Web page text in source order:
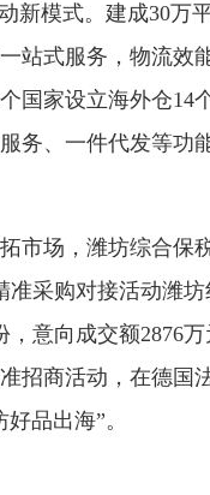
新模式。建成30万
站式服务，物流效
国家设立海外仓14
务、一件代发等功
场，潍坊综合保
准采购对接活动潍
意向成交额2876
招商活动，在德国
品出海”。